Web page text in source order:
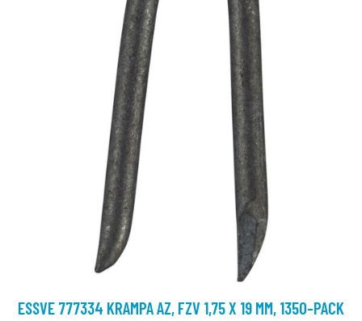
ESSVE 777334 KRAMPA AZ, FZV 1,75 X 19 MM, 1350-PACK